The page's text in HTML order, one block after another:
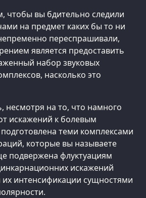
чтобы вы бдительно следили
на предмет каких бы то ни
переспрашивали,
является предоставить
набор звуковых
насколько это
несмотря на то, что намного
искажений к болевым
теми комплексами
которые вы называете
подвержена флуктуациям
искажений
их интенсификации сущностями